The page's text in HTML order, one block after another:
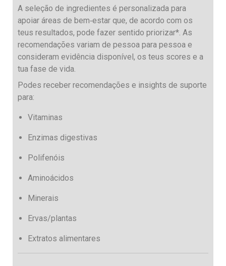
A seleção de ingredientes é personalizada para
apoiar áreas de bem‑estar que, de acordo com os
teus resultados, pode fazer sentido priorizar*. As
recomendações variam de pessoa para pessoa e
consideram evidência disponível, os teus scores e a
tua fase de vida.
Podes receber recomendações e insights de suporte
para:
Vitaminas
Enzimas digestivas
Polifenóis
Aminoácidos
Minerais
Ervas/plantas
Extratos alimentares